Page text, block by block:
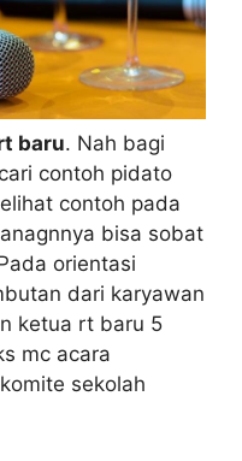
baru. Nah bagi
contoh pidato
contoh pada
bisa sobat
orientasi
dari karyawan
ketua rt baru 5
mc acara
sekolah